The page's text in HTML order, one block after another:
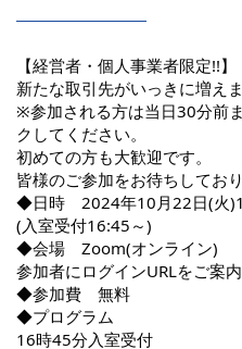
【経営者・個人事業者限定!!】
新たな取引先がいっきに増え
※参加される方は当日30分前
クしてください。
初めての方も大歓迎です。
皆様のご参加をお待ちしており
◆日時 2024年10月22日(火
(入室受付16:45～)
◆会場 Zoom(オンライン)
参加者にログインURLをご案内
◆参加費 無料
◆プログラム
16時45分入室受付